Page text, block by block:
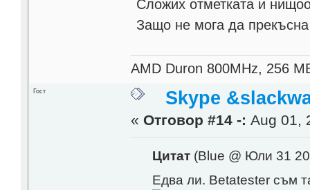
Сложих отметката и
Защо не мога да
AMD Duron 800MHz, 256
Гост Skype
« Отговор #14 -: Aug 01,
Цитат(Blue @ Юли 31
Eдва ли. Betatester съм